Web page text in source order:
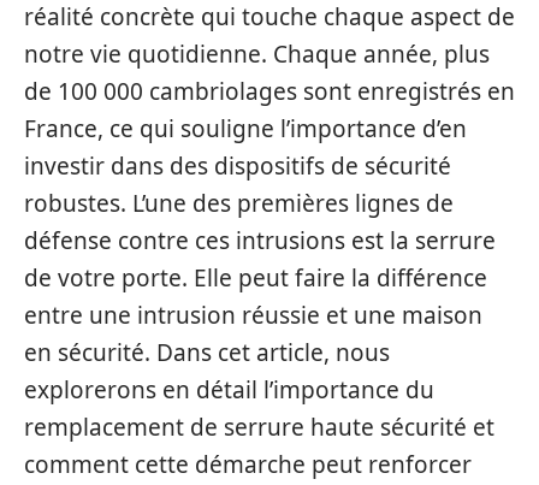
réalité concrète qui touche chaque aspect de
notre vie quotidienne. Chaque année, plus
de 100 000 cambriolages sont enregistrés en
France, ce qui souligne l’importance d’en
investir dans des dispositifs de sécurité
robustes. L’une des premières lignes de
défense contre ces intrusions est la serrure
de votre porte. Elle peut faire la différence
entre une intrusion réussie et une maison
en sécurité. Dans cet article, nous
explorerons en détail l’importance du
remplacement de serrure haute sécurité et
comment cette démarche peut renforcer